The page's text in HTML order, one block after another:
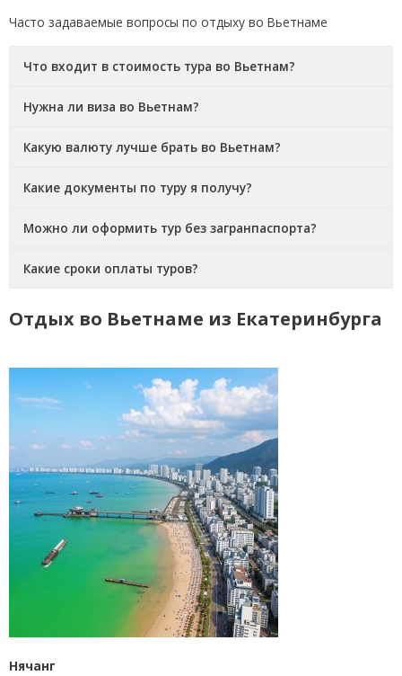
Часто задаваемые вопросы по отдыху во Вьетнаме
Что входит в стоимость тура во Вьетнам?
Нужна ли виза во Вьетнам?
Какую валюту лучше брать во Вьетнам?
Какие документы по туру я получу?
Можно ли оформить тур без загранпаспорта?
Какие сроки оплаты туров?
Отдых во Вьетнаме из Екатеринбурга
Нячанг